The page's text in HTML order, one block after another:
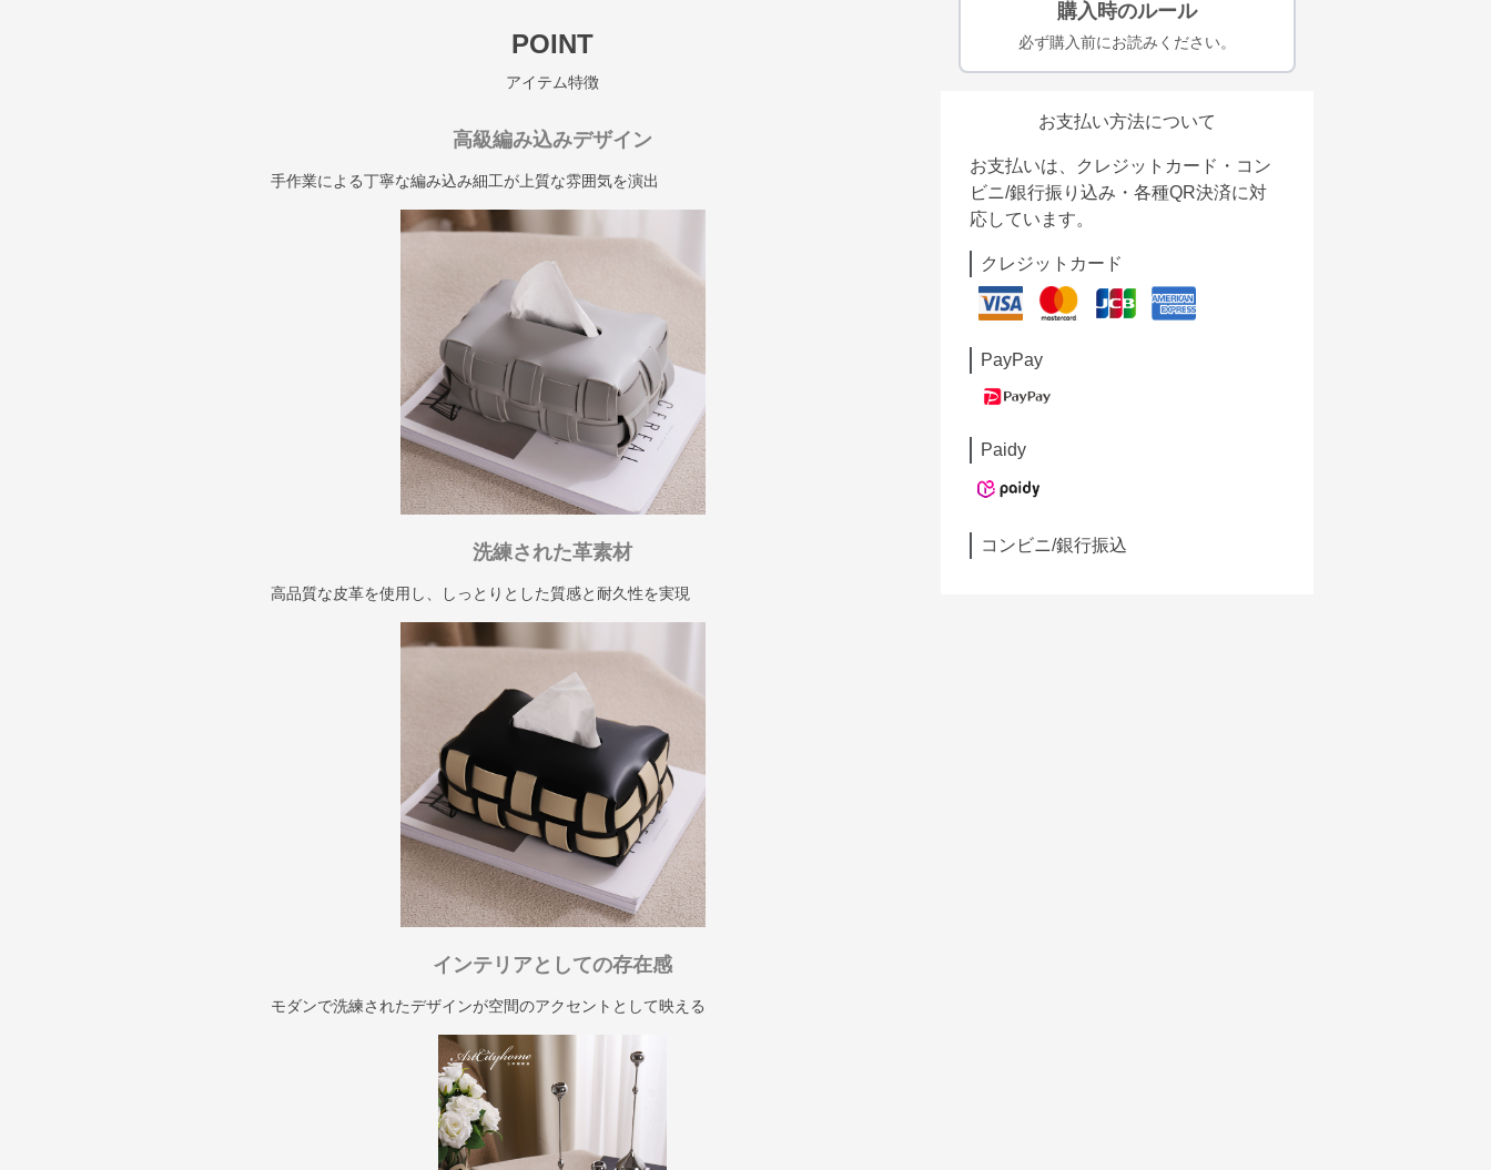
POINT
アイテム特徴
高級編み込みデザイン
手作業による丁寧な編み込み細工が上質な雰囲気を演出
洗練された革素材
高品質な皮革を使用し、しっとりとした質感と耐久性を実現
インテリアとしての存在感
モダンで洗練されたデザインが空間のアクセントとして映える
購入時のルール
必ず購入前にお読みください。
お支払い方法について
お支払いは、クレジットカード・コン
ビニ/銀行振り込み・各種QR決済に対
応しています。
クレジットカード
PayPay
Paidy
コンビニ/銀行振込